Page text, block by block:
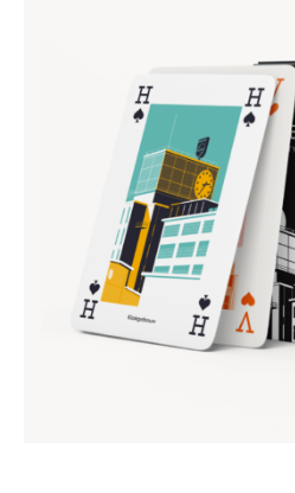
€7 95 €